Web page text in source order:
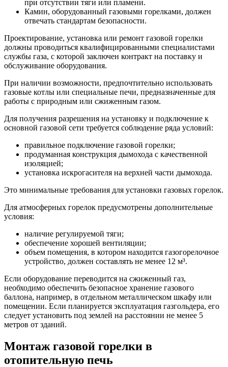
при отсутствии тяги или пламени.
Камин, оборудованный газовыми горелками, должен
отвечать стандартам безопасности.
Проектирование, установка или ремонт газовой горелки
должны проводиться квалифицированными специалистами
службы газа, с которой заключен контракт на поставку и
обслуживание оборудования.
При наличии возможности, предпочтительно использовать
газовые котлы или специальные печи, предназначенные для
работы с природным или сжиженным газом.
Для получения разрешения на установку и подключение к
основной газовой сети требуется соблюдение ряда условий:
правильное подключение газовой горелки;
продуманная конструкция дымохода с качественной
изоляцией;
установка искрогасителя на верхней части дымохода.
Это минимальные требования для установки газовых горелок.
Для атмосферных горелок предусмотрены дополнительные
условия:
наличие регулируемой тяги;
обеспечение хорошей вентиляции;
объем помещения, в котором находится газогорелочное
устройство, должен составлять не менее 12 м³.
Если оборудование переводится на сжиженный газ,
необходимо обеспечить безопасное хранение газового
баллона, например, в отдельном металлическом шкафу или
помещении. Если планируется эксплуатация газгольдера, его
следует установить под землей на расстоянии не менее 5
метров от зданий.
Монтаж газовой горелки в
отопительную печь